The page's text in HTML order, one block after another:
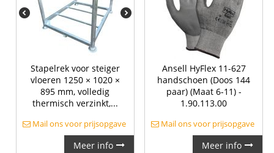
Stapelrek voor steiger
vloeren 1250 × 1020 ×
895 mm, volledig
thermisch verzinkt,...
Mail ons voor prijsopgave
Meer info
Ansell HyFlex 11-627
handschoen (Doos 144
paar) (Maat 6-11) -
1.90.113.00
Mail ons voor prijsopgave
Meer info